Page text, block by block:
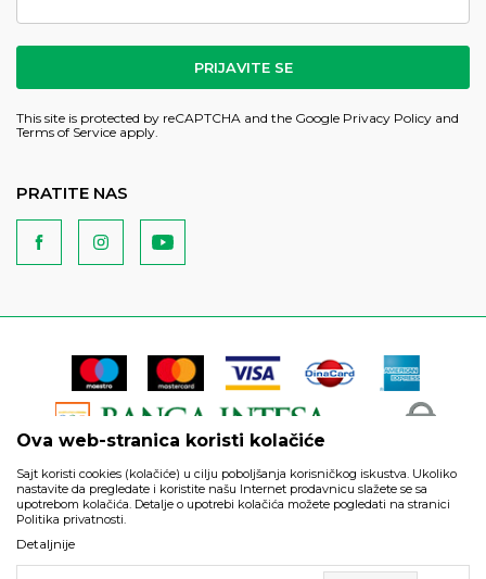
PRIJAVITE SE
This site is protected by reCAPTCHA and the Google Privacy Policy and
Terms of Service apply.
PRATITE NAS
artikli prikazani na sajtu su deo naše ponude i ne podrazumeva
da su dostupni u svakom trenutku.
Ova web-stranica koristi kolačiće
Sajt koristi cookies (kolačiće) u cilju poboljšanja korisničkog iskustva. Ukoliko
nastavite da pregledate i koristite našu Internet prodavnicu slažete se sa
upotrebom kolačića. Detalje o upotrebi kolačića možete pogledati na stranici
Politika privatnosti.
Detaljnije